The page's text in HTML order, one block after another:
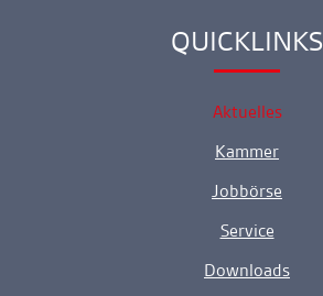
Ankerlink
QUICKLINKS
Aktuelles
Kammer
Jobbörse
Service
Downloads